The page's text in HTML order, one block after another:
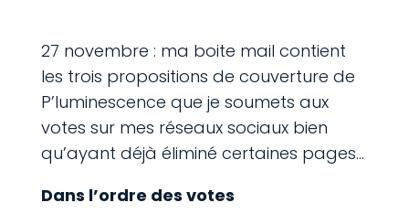
27 novembre : ma boite mail contient
les trois propositions de couverture de
P’luminescence que je soumets aux
votes sur mes réseaux sociaux bien
qu’ayant déjà éliminé certaines pages…
Dans l’ordre des votes